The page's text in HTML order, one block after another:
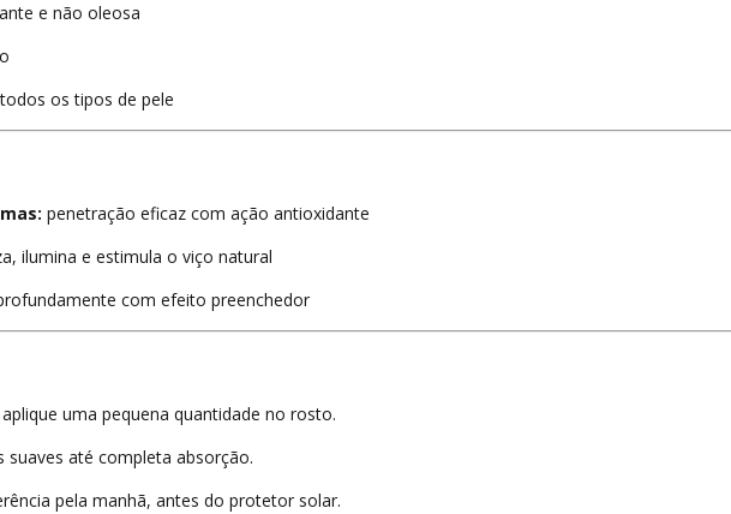
e não oleosa
os tipos de pele
penetração eficaz com ação antioxidante
ilumina e estimula o viço natural
com efeito preenchedor
uma pequena quantidade no rosto.
suaves até completa absorção.
pela manhã, antes do protetor solar.